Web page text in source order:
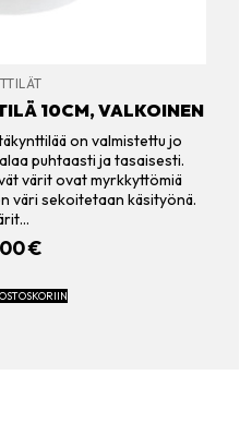
10CM, VALKOINEN
on valmistettu jo
puhtaasti ja tasaisesti.
värit ovat myrkkyttömiä
väri sekoitetaan käsityönä.
€